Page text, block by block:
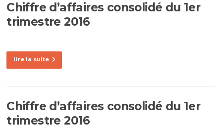
Chiffre d’affaires consolidé du 1er
trimestre 2016
lire la suite
Chiffre d’affaires consolidé du 1er
trimestre 2016